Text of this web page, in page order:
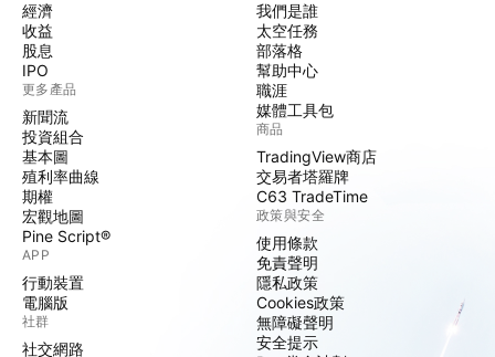
經濟
收益
股息
IPO
更多產品
新聞流
投資組合
基本圖
殖利率曲線
期權
宏觀地圖
Pine Script®
APP
行動裝置
電腦版
社群
社交網路
我們是誰
太空任務
部落格
幫助中心
職涯
媒體工具包
商品
TradingView商店
交易者塔羅牌
C63 TradeTime
政策與安全
使用條款
免責聲明
隱私政策
Cookies政策
無障礙聲明
安全提示